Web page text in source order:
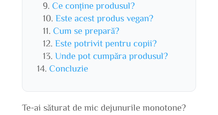
Ce conține produsul?
Este acest produs vegan?
Cum se prepară?
Este potrivit pentru copii?
Unde pot cumpăra produsul?
Concluzie
Te-ai săturat de mic dejunurile monotone?